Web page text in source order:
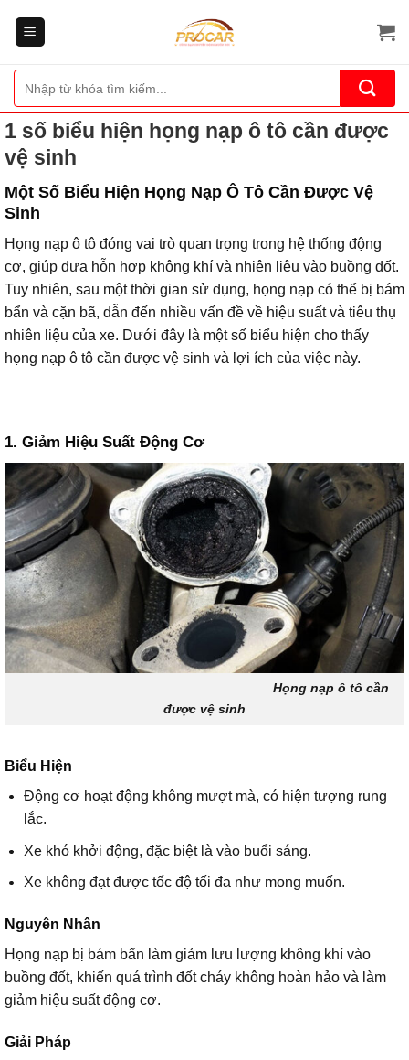
kiếm:
1 số biểu hiện họng nạp ô tô cần được
vệ sinh
Một Số Biểu Hiện Họng Nạp Ô Tô Cần Được Vệ
Sinh
Họng nạp ô tô đóng vai trò quan trọng trong hệ thống động
cơ, giúp đưa hỗn hợp không khí và nhiên liệu vào buồng đốt.
Tuy nhiên, sau một thời gian sử dụng, họng nạp có thể bị bám
bẩn và cặn bã, dẫn đến nhiều vấn đề về hiệu suất và tiêu thụ
nhiên liệu của xe. Dưới đây là một số biểu hiện cho thấy
họng nạp ô tô cần được vệ sinh và lợi ích của việc này.
1. Giảm Hiệu Suất Động Cơ
Họng nạp ô tô cần
được vệ sinh
Biểu Hiện
Động cơ hoạt động không mượt mà, có hiện tượng rung
lắc.
Xe khó khởi động, đặc biệt là vào buổi sáng.
Xe không đạt được tốc độ tối đa như mong muốn.
Nguyên Nhân
Họng nạp bị bám bẩn làm giảm lưu lượng không khí vào
buồng đốt, khiến quá trình đốt cháy không hoàn hảo và làm
giảm hiệu suất động cơ.
Giải Pháp